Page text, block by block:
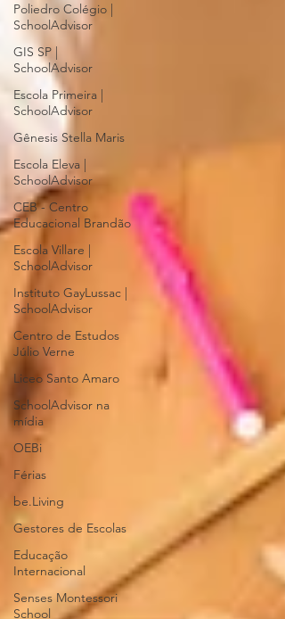
Poliedro Colégio |
SchoolAdvisor
GIS SP |
SchoolAdvisor
Escola Primeira |
SchoolAdvisor
Gênesis Stella Maris
Escola Eleva |
SchoolAdvisor
CEB - Centro
Educacional Brandão
Escola Villare |
SchoolAdvisor
Instituto GayLussac |
SchoolAdvisor
Centro de Estudos
Júlio Verne
Liceo Santo Amaro
SchoolAdvisor na
mídia
OEBi
Férias
be.Living
Gestores de Escolas
Educação
Internacional
Senses Montessori
School